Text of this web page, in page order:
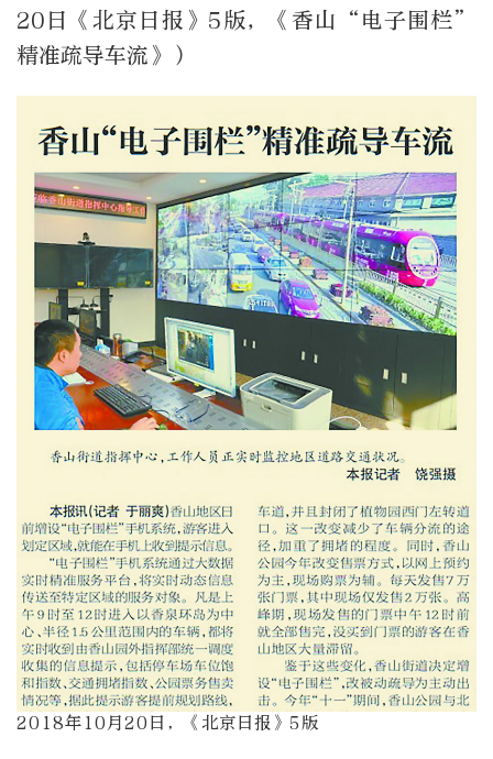
20日《北京日报》5版，《香山“电子围栏”
精准疏导车流》）
2018年10月20日，《北京日报》5版